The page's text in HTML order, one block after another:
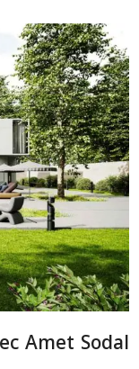
Amet Sodal